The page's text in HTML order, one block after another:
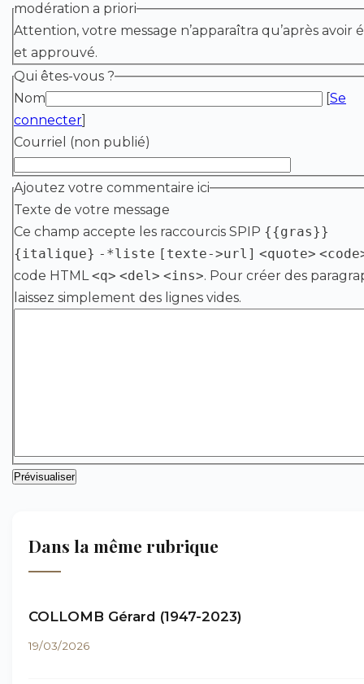
modération a priori
Attention, votre message n’apparaîtra qu’après avoir
et approuvé.
Qui êtes-vous ?
Nom
Se
connecter
Courriel (non publié)
Ajoutez votre commentaire ici
Texte de votre message
Ce champ accepte les raccourcis SPIP {{gras}}
{italique} -*liste [texte->url] <quote>
code HTML<q> <del> <ins>. Pour créer des
laissez simplement des lignes vides.
Dans la même rubrique
COLLOMB Gérard (1947-2023)
19/03/2026